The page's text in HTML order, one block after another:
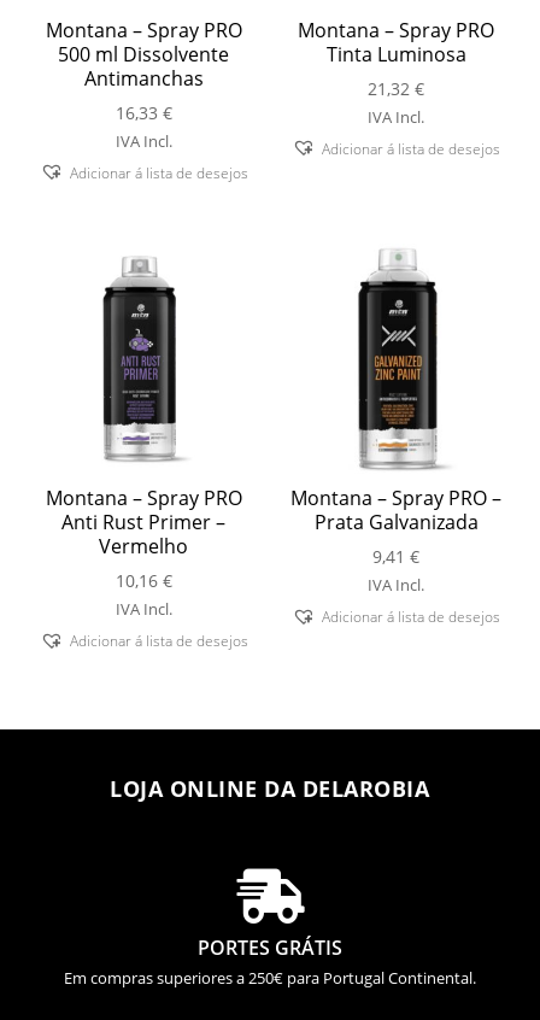
Montana – Spray PRO
500 ml Dissolvente
Antimanchas
16,33 €
IVA Incl.
Adicionar á lista de desejos
Montana – Spray PRO
Tinta Luminosa
21,32€
IVA Incl.
Adicionar á lista de desejos
Montana – Spray PRO
Anti Rust Primer –
Vermelho
10,16 €
IVA Incl.
Adicionar á lista de desejos
Montana – Spray PRO –
Prata Galvanizada
9,41€
IVA Incl.
Adicionar á lista de desejos
LOJA ONLINE DA DELAROBIA

PORTES GRÁTIS
Em compras superiores a 250€ para Portugal Continental.